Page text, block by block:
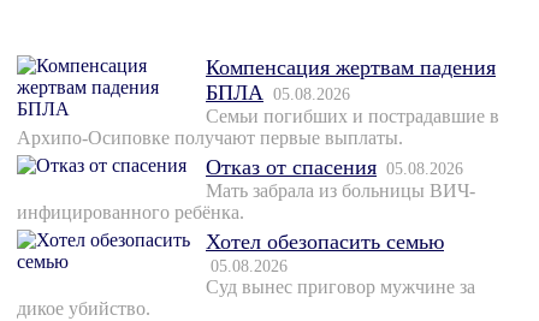
Компенсация жертвам падения
БПЛА 05.08.2026
Семьи погибших и пострадавшие в
Архипо-Осиповке получают первые выплаты.
Отказ от спасения 05.08.2026
Мать забрала из больницы ВИЧ-
инфицированного ребёнка.
Хотел обезопасить семью
05.08.2026
Суд вынес приговор мужчине за
дикое убийство.